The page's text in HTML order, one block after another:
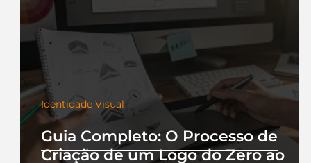
Guia Completo: O Processo de
Criação de um Logo do Zero ao
Identidade Visual